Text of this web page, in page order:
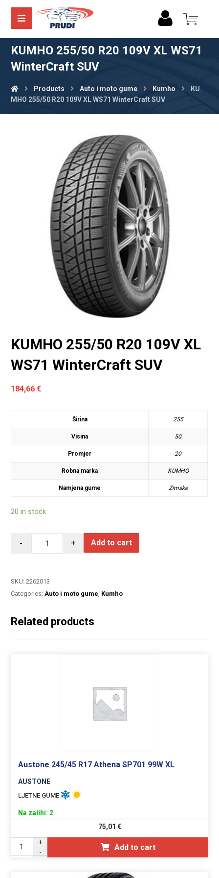
KUMHO 255/50 R20 109V XL WS71
WinterCraft SUV
Products Auto i moto gume Kumho
KU
MHO 255/50 R20 109V XL WS71 WinterCraft SUV
KUMHO 255/50 R20 109V XL
WS71 WinterCraft SUV
184,66€
Širina 255
Visina 50
Promjer 20
Robna marka KUMHO
Namjena gume Zimske
20 in stock
- + Add to cart
SKU:2262013
Categories:Auto i moto gume, Kumho
Related products
Austone 245/45 R17 Athena SP701 99W XL
AUSTONE
LJETNE GUME
Na zalihi: 2
75,01 €
+
-
Add to cart